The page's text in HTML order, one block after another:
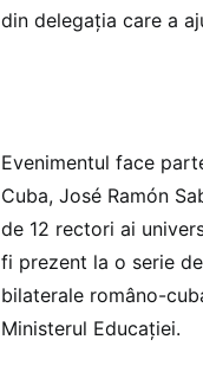
din delegația care a
Evenimentul face
Cuba, José Ramón
de 12 rectori ai
fi prezent la o serie
bilaterale româno-
Ministerul Educației.